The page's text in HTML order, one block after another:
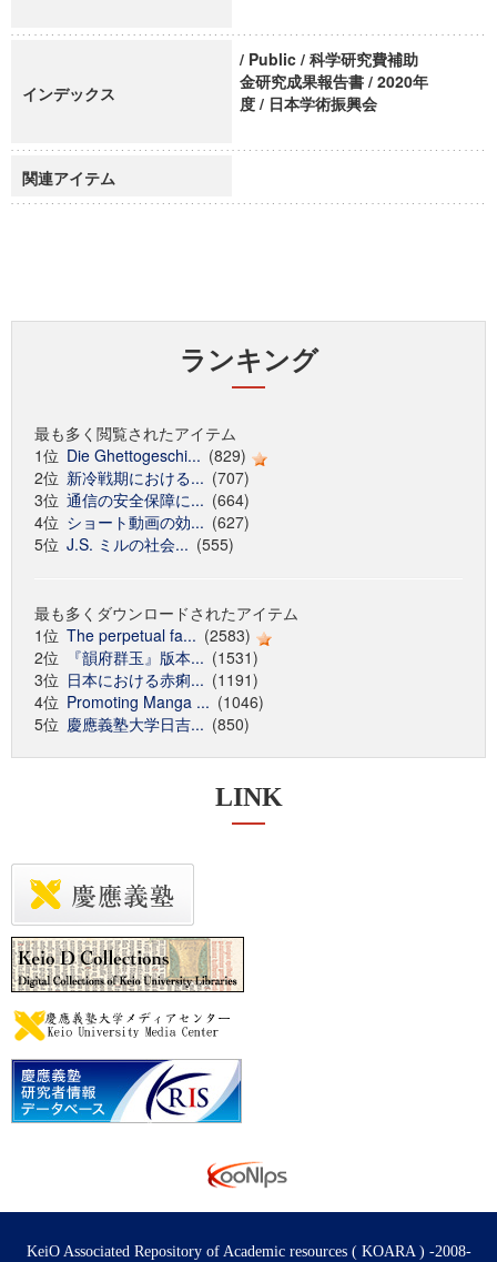
インデックス
/ Public / 科学研究費補助
金研究成果報告書 / 2020年
度 / 日本学術振興会
関連アイテム
ランキング
最も多く閲覧されたアイテム
1位 Die Ghettogeschi... (829)
2位 新冷戦期における... (707)
3位 通信の安全保障に... (664)
4位 ショート動画の効... (627)
5位 J.S. ミルの社会... (555)
最も多くダウンロードされたアイテム
1位 The perpetual fa... (2583)
2位
『韻府群玉』版本... (1531)
3位 日本における赤痢... (1191)
4位 Promoting Manga ... (1046)
5位 慶應義塾大学日吉... (850)
LINK
KeiO Associated Repository of Academic resources ( KOARA ) -2008-